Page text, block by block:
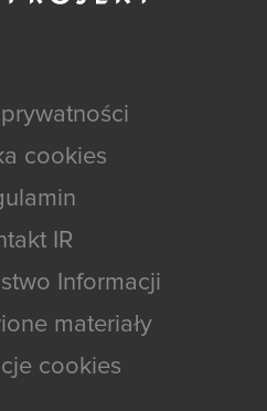
cookies
IR
Informacji
materiały
cookies